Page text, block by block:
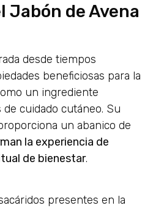
Jabón de Avena
desde tiempos
beneficiosas para la
un ingrediente
cuidado cutáneo. Su
un abanico de
la experiencia de
de bienestar.
presentes en la